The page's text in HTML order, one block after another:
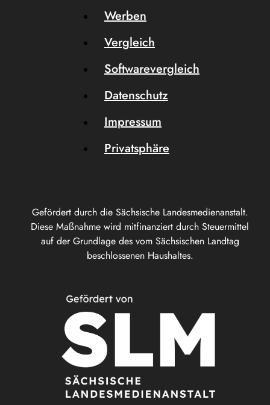
Gefördert durch die Sächsische Landesmedienanstalt.
Diese Maßnahme wird mitfinanziert durch Steuermittel
auf der Grundlage des vom Sächsischen Landtag
beschlossenen Haushaltes.
Werben
Vergleich
Softwarevergleich
Datenschutz
Impressum
Privatsphäre